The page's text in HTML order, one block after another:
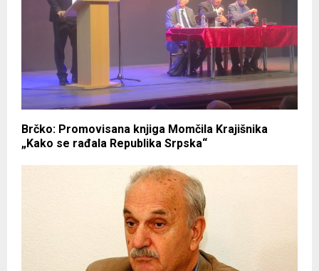
Brčko: Promovisana knjiga Momčila Krajišnika
„Kako se rađala Republika Srpska“